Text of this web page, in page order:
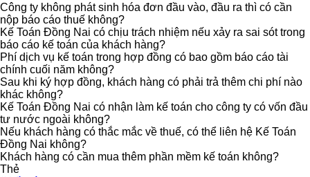
Công ty không phát sinh hóa đơn đầu vào, đầu ra thì có cần
nộp báo cáo thuế không?
Kế Toán Đồng Nai có chịu trách nhiệm nếu xảy ra sai sót trong
báo cáo kế toán của khách hàng?
Phí dịch vụ kế toán trong hợp đồng có bao gồm báo cáo tài
chính cuối năm không?
Sau khi ký hợp đồng, khách hàng có phải trả thêm chi phí nào
khác không?
Kế Toán Đồng Nai có nhận làm kế toán cho công ty có vốn đầu
tư nước ngoài không?
Nếu khách hàng có thắc mắc về thuế, có thể liên hệ Kế Toán
Đồng Nai không?
Khách hàng có cần mua thêm phần mềm kế toán không?
Thẻ